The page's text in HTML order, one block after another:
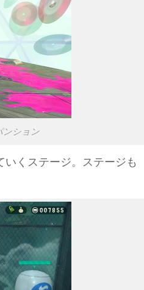
ンション
くステージ。ステージも